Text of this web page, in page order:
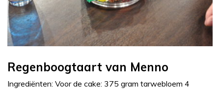
Regenboogtaart van Menno
Ingrediënten: Voor de cake: 375 gram tarwebloem 4